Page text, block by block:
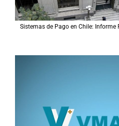
Sistemas de Pago en Chile: Informe